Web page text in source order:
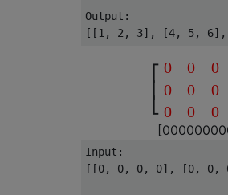
Output:
⎣
0
0
0
0
0
0
0
0
0
[00000000
Input:
[[0, 0, 0, 0], [0, 0,